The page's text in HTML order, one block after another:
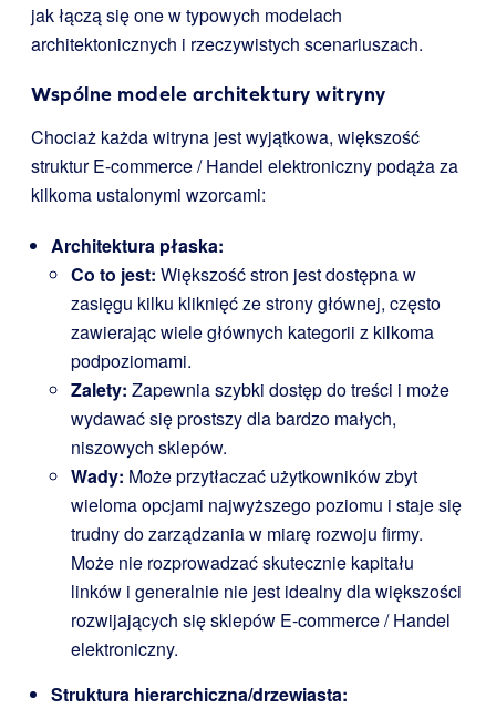
jak łączą się one w typowych modelach
architektonicznych i rzeczywistych scenariuszach.
Wspólne modele architektury witryny
Chociaż każda witryna jest wyjątkowa, większość
struktur E-commerce / Handel elektroniczny podąża za
kilkoma ustalonymi wzorcami:
Architektura płaska:
Co to jest: Większość stron jest dostępna w
zasięgu kilku kliknięć ze strony głównej, często
zawierając wiele głównych kategorii z kilkoma
podpoziomami.
Zalety: Zapewnia szybki dostęp do treści i może
wydawać się prostszy dla bardzo małych,
niszowych sklepów.
Wady: Może przytłaczać użytkowników zbyt
wieloma opcjami najwyższego poziomu i staje się
trudny do zarządzania w miarę rozwoju firmy.
Może nie rozprowadzać skutecznie kapitału
linków i generalnie nie jest idealny dla większości
rozwijających się sklepów E-commerce / Handel
elektroniczny.
Struktura hierarchiczna/drzewiasta: